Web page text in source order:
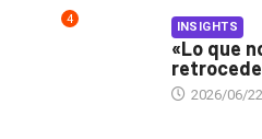
4 INSIGHTS
«Lo que
2026/06/22